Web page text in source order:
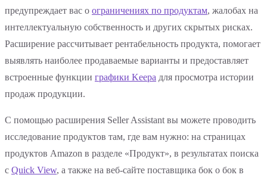
предупреждает вас о ограничениях по продуктам, жалобах на
интеллектуальную собственность и других скрытых рисках.
Расширение рассчитывает рентабельность продукта, помогает
выявлять наиболее продаваемые варианты и предоставляет
встроенные функции графики Keepa для просмотра истории
продаж продукции.
С помощью расширения Seller Assistant вы можете проводить
исследование продуктов там, где вам нужно: на страницах
продуктов Amazon в разделе «Продукт», в результатах поиска
с Quick View, а также на веб-сайте поставщика бок о бок в